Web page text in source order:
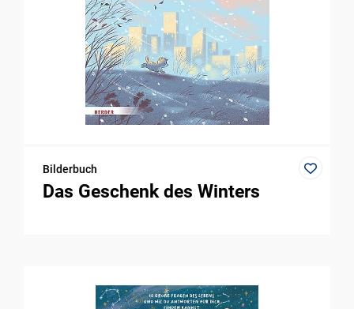
Bilderbuch
Das Geschenk des Winters